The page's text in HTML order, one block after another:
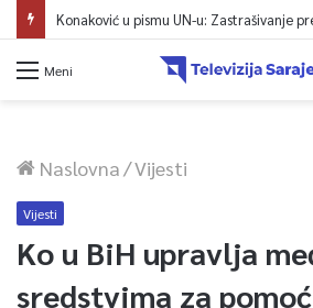
Konaković u pismu UN-u: Zastrašivanje
Meni
Naslovna/Vijesti
Vijesti
Ko u BiH upravlja
sredstvima za pomoć